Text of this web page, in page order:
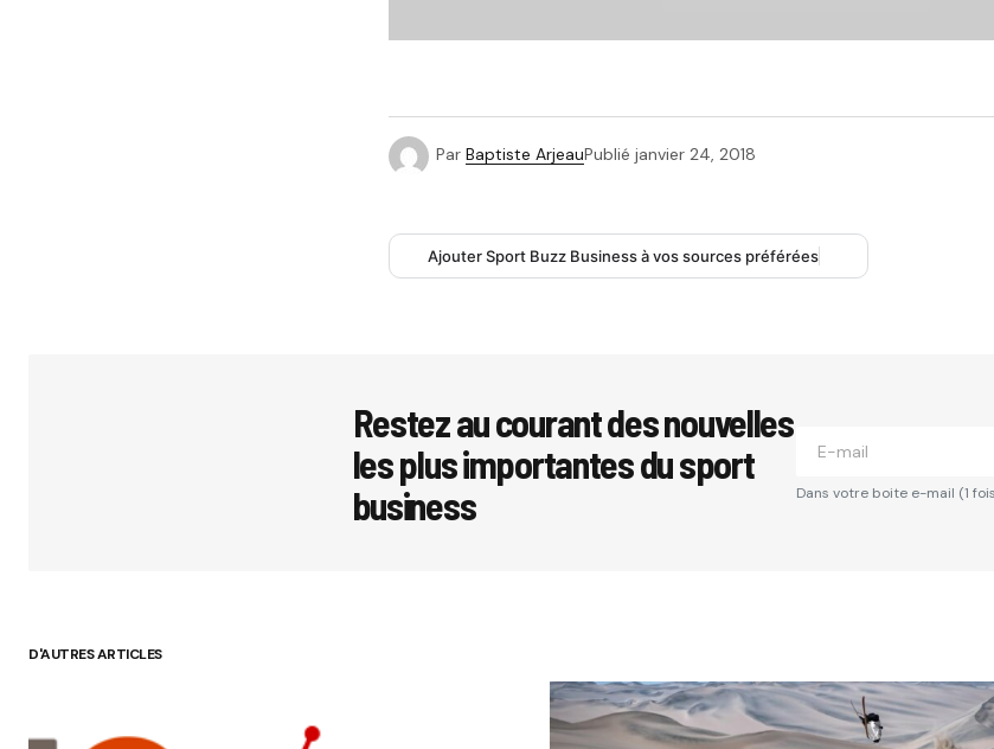
Par Baptiste ArjeauPublié janvier 24, 2018
Ajouter Sport Buzz Business à vos sources préférées
Restez au courant des nouvelles
les plus importantes du sport
business
Dans votre boite e-mail (1
D'AUTRES ARTICLES